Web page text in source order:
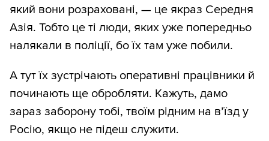
який вони розраховані, — це якраз Середня
Азія. Тобто це ті люди, яких уже попередньо
налякали в поліції, бо їх там уже побили.
А тут їх зустрічають оперативні працівники й
починають ще обробляти. Кажуть, дамо
зараз заборону тобі, твоїм рідним на в’їзд у
Росію, якщо не підеш служити.